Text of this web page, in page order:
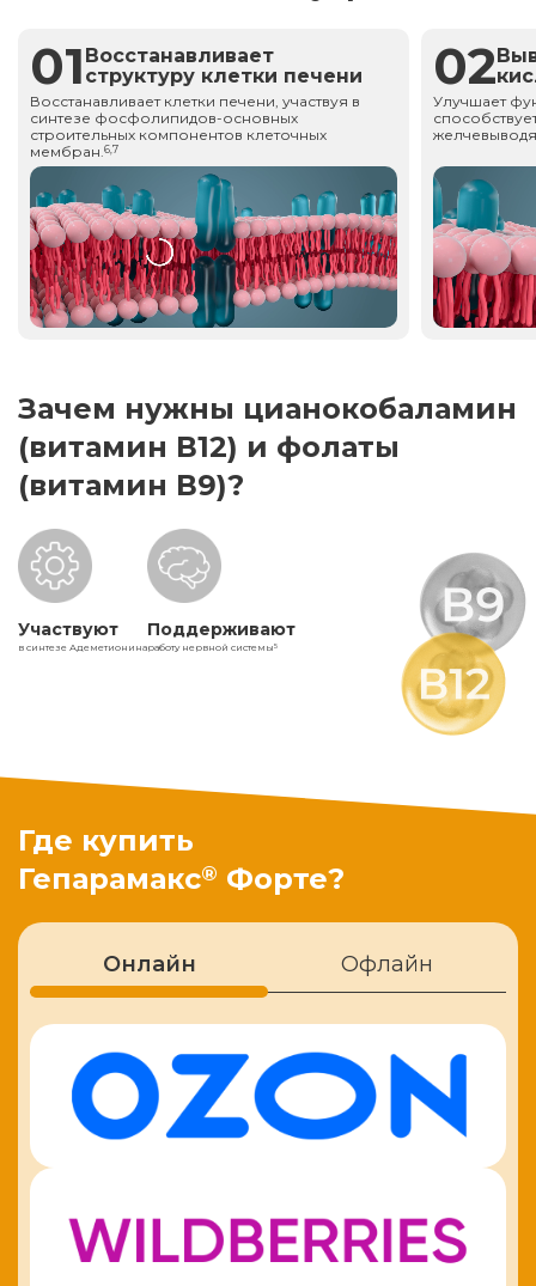
01 Восстанавливает
структуру клетки печени
Восстанавливает клетки печени, участвуя в
синтезе фосфолипидов-основных
строительных компонентов клеточных
мембран.6,7
02
Улучшает
Зачем нужны цианокобаламин
(витамин В12) и фолаты
(витамин В9)?
Участвуют
в синтезе Адеметионина
Поддерживают
работу нервной системы5
Где купить
Гепарамакс® Форте?
Онлайн Офлайн